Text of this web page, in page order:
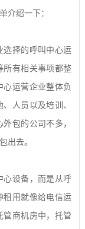
介绍一下：
选择的呼叫中心运
所有相关事项都整
运营企业整体负
人员以及培训、
包的公司不多，
出去。
心设备，而是从呼
租用就像给电信运
管商机房中，托管